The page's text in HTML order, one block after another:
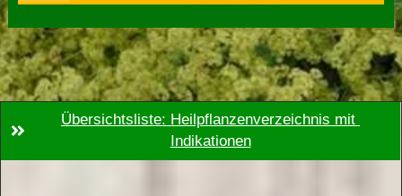
Übersichtsliste: Heilpflanzenverzeichnis mit
Indikationen